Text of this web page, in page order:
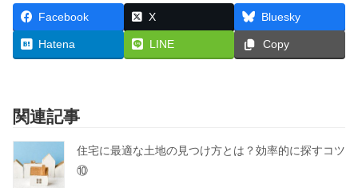
Facebook X Bluesky
Hatena LINE Copy
関連記事
住宅に最適な土地の見つけ方とは？効率的に探すコツ
⑩